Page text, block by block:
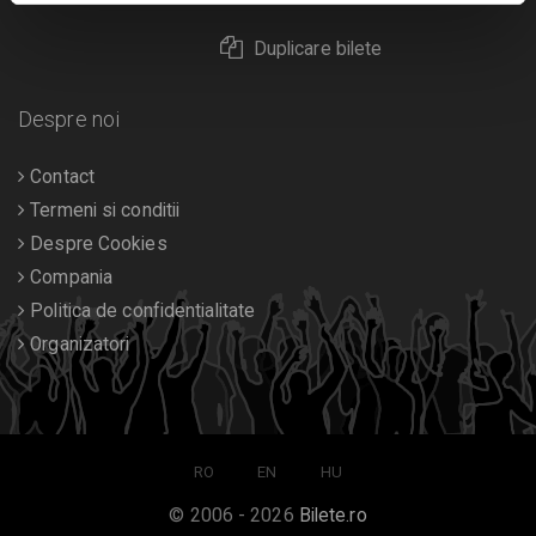
Duplicare bilete
Despre noi
Contact
Termeni si conditii
Despre Cookies
Compania
Politica de confidentialitate
Organizatori
RO EN HU
© 2006 - 2026 Bilete.ro